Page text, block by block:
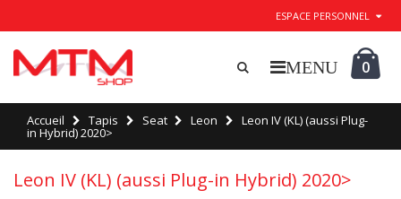
ESPACE PERSONNEL
0
Accueil Tapis Seat Leon Leon IV (KL) (aussi Plug-
in Hybrid) 2020>
Leon IV (KL) (aussi Plug-in Hybrid) 2020>